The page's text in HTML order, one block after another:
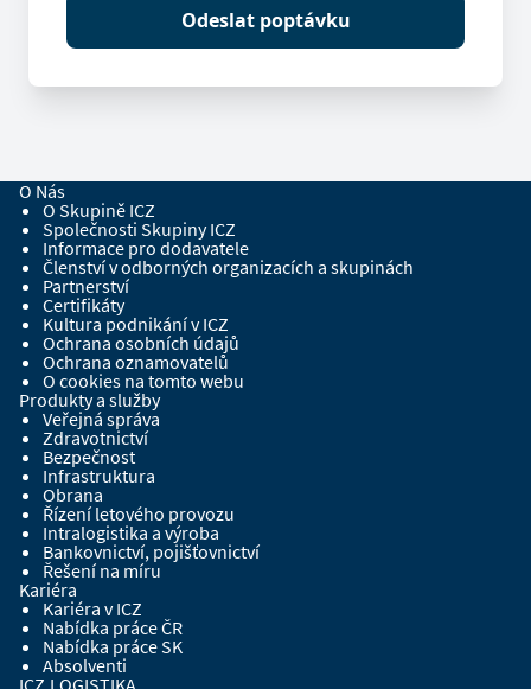
Odeslat poptávku
O Nás
O Skupině ICZ
Společnosti Skupiny ICZ
Informace pro dodavatele
Členství v odborných organizacích a skupinách
Partnerství
Certifikáty
Kultura podnikání v ICZ
Ochrana osobních údajů
Ochrana oznamovatelů
O cookies na tomto webu
Produkty a služby
Veřejná správa
Zdravotnictví
Bezpečnost
Infrastruktura
Obrana
Řízení letového provozu
Intralogistika a výroba
Bankovnictví, pojišťovnictví
Řešení na míru
Kariéra
Kariéra v ICZ
Nabídka práce ČR
Nabídka práce SK
Absolventi
ICZ.LOGISTIKA